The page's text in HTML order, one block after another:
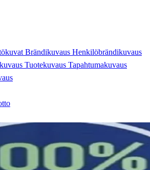
Brändikuvaus Henkilöbrändikuvaus
Tuotekuvaus Tapahtumakuvaus